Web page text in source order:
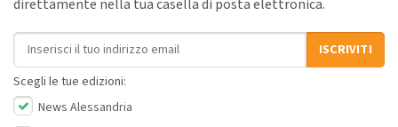
direttamente nella tua casella di posta elettronica.
Indirizzo email
ISCRIVITI
Scegli le tue edizioni:
News Alessandria